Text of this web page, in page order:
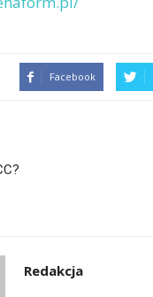
Facebook
Redakcja